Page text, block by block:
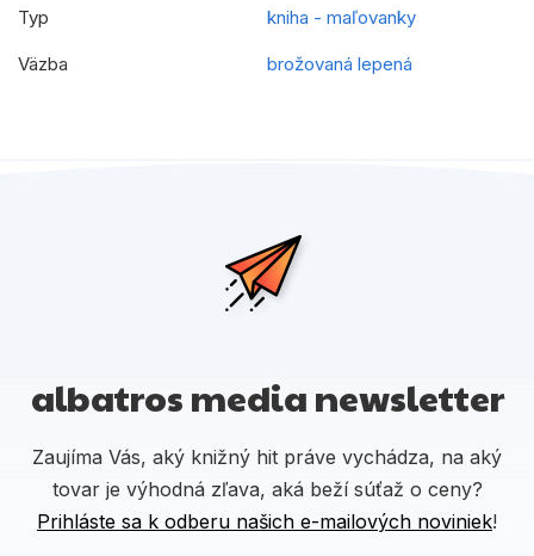
Typ kniha - maľovanky
Väzba brožovaná lepená
albatros media newsletter
Zaujíma Vás, aký knižný hit práve vychádza, na aký
tovar je výhodná zľava, aká beží súťaž o ceny?
Prihláste sa k odberu našich e-mailových noviniek!